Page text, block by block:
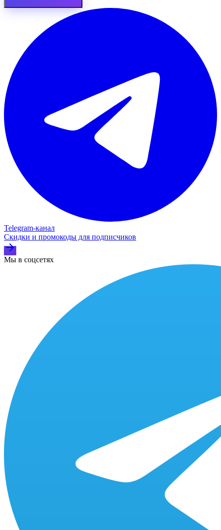
Telegram‑канал
Скидки и промокоды для подписчиков
Мы в соцсетях